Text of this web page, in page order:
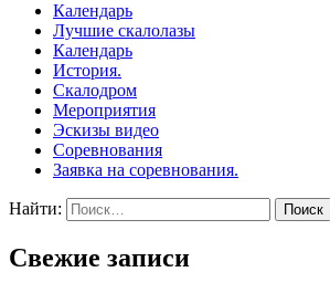
Календарь
Лучшие скалолазы
Календарь
История.
Скалодром
Мероприятия
Эскизы видео
Соревнования
Заявка на соревнования.
Найти:
Свежие записи